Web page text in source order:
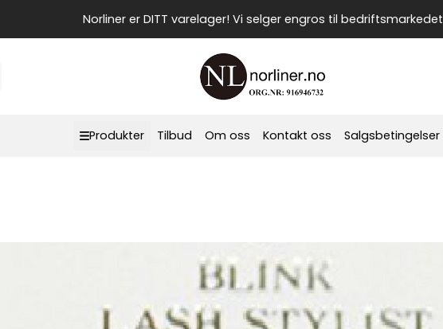
Norliner er DITT varelager! Vi selger engros til bedriftsmarkedet
Produkter Tilbud Om oss Kontakt oss Salgsbetingelser